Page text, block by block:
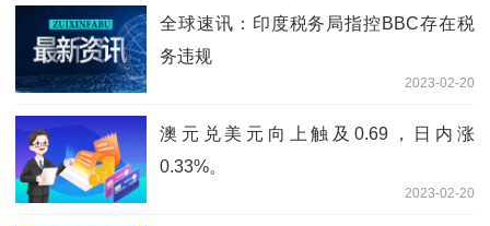
全球速讯：印度税务局指控BBC存在税
务违规
2023-02-20
澳元兑美元向上触及0.69，日内涨
0.33%。
2023-02-20